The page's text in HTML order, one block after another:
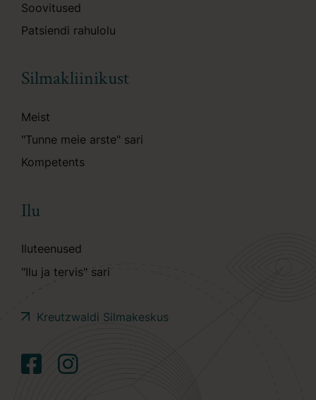
Soovitused
Patsiendi rahulolu
Silmakliinikust
Meist
"Tunne meie arste" sari
Kompetents
Ilu
Iluteenused
"Ilu ja tervis" sari
Kreutzwaldi Silmakeskus